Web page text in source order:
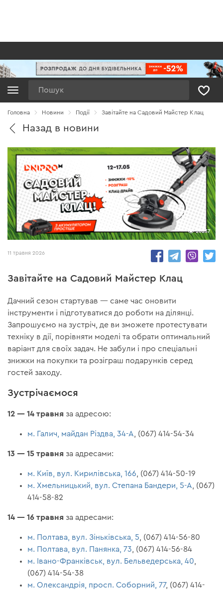
Головна Новини Події Завітайте на Садовий Майстер Клац
Назад в новини
26237
11 травня 2026
Завітайте на Садовий Майстер Клац
Дачний сезон стартував — саме час оновити
інструменти і підготуватися до роботи на ділянці.
Запрошуємо на зустріч, де ви зможете протестувати
техніку в дії, порівняти моделі та обрати оптимальний
варіант для своїх задач. Не забули і про спеціальні
знижки на покупки та розіграш подарунків серед
гостей заходу.
Зустрічаємося
12 — 14 травня за адресою:
м. Галич, майдан Різдва, 34-А , (067) 414-54-34
13 — 15 травня за адресами:
м. Київ, вул. Кирилівська, 166 , (067) 414-50-19
м. Хмельницький, вул. Степана Бандери, 5-А , (067)
414-58-82
14 — 16 травня за адресами:
м. Полтава, вул. Зіньківська, 5 , (067) 414-56-80
м. Полтава, вул. Панянка, 73 , (067) 414-56-84
м. Івано-Франківськ, вул. Бельведерська, 40
(067) 414-54-38
м. Олександрія, просп. Соборний, 77, (067) 414-